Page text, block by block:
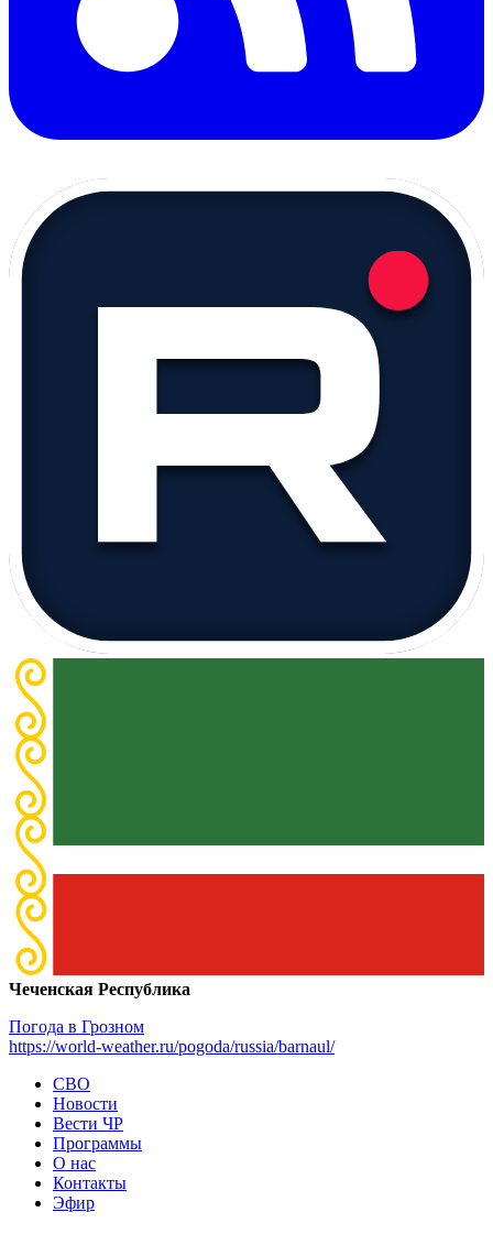
Чеченская Республика
Погода в Грозном
https://world-weather.ru/pogoda/russia/barnaul/
СВО
Новости
Вести ЧР
Программы
О нас
Контакты
Эфир